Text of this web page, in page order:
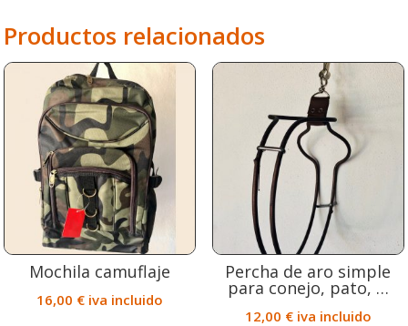
Productos relacionados
Mochila camuflaje
16,00 € iva incluido
Percha de aro simple
para conejo, pato, …
12,00 € iva incluido